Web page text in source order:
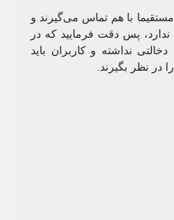
مستقیما با هم تماس می‌گیرند و
پس دقت فرمایید که در
نداشته و کاربران باید
در نظر بگیرند.